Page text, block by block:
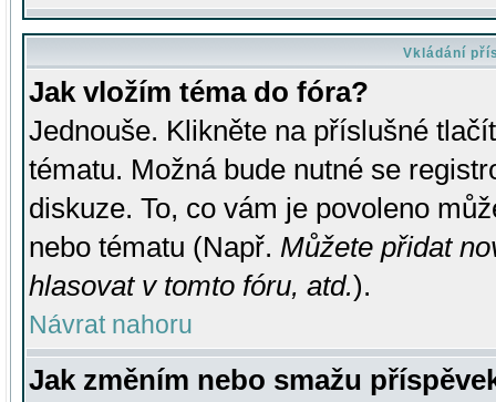
Vkládání
Jak vložím téma do fóra?
Jednouše. Klikněte na příslušné
tématu. Možná bude nutné se
diskuze. To, co vám je povoleno
nebo tématu (Např. Můžete přidat
hlasovat v tomto fóru, atd.).
Návrat nahoru
Jak změním nebo smažu